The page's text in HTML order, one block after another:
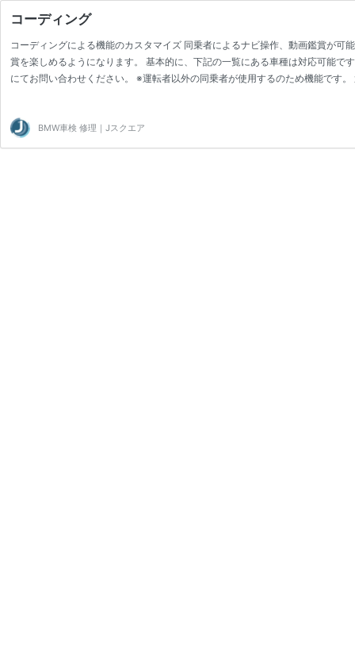
コーディング
コーディングによる機能のカスタマイズ 同乗者によるナビ操作、動画鑑賞が
賞を楽しめるようになります。 基本的に、下記の一覧にある車種は対応可能で
にてお問い合わせください。 ※運転者以外の同乗者が使用するのため機能です
BMW車検 修理｜Jスクエア